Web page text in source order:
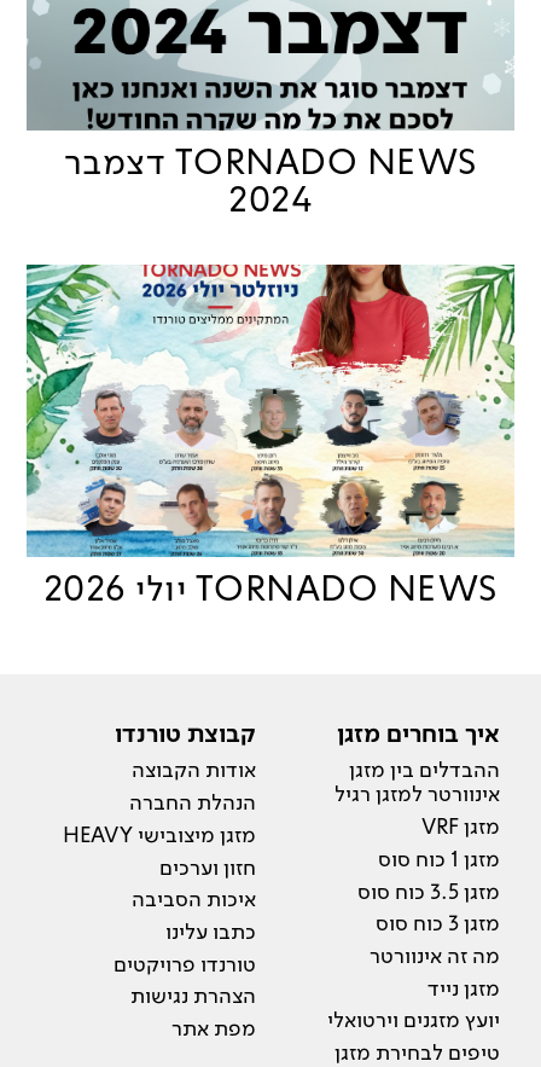
TORNADO NEWS דצמבר
2024
TORNADO NEWS יולי 2026
איך בוחרים מזגן
ההבדלים בין מזגן
אינוורטר למזגן רגיל
מזגן VRF
מזגן 1 כוח סוס
מזגן 3.5 כוח סוס
מזגן 3 כוח סוס
מה זה אינוורטר
מזגן נייד
יועץ מזגנים וירטואלי
טיפים לבחירת מזגן
קבוצת טורנדו
אודות הקבוצה
הנהלת החברה
מזגן מיצובישי HEAVY
חזון וערכים
איכות הסביבה
כתבו עלינו
טורנדו פרויקטים
הצהרת נגישות
מפת אתר